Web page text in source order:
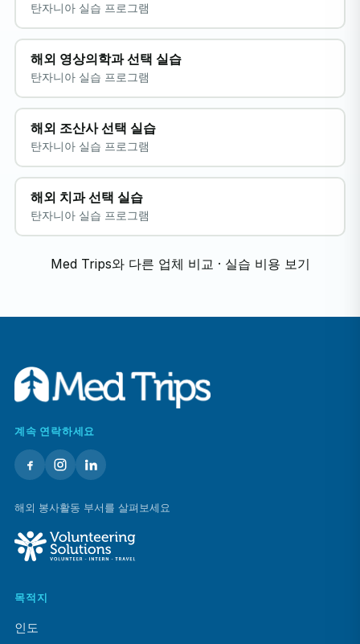
탄자니아 실습 프로그램
해외 영상의학과 선택 실습
탄자니아 실습 프로그램
해외 조산사 선택 실습
탄자니아 실습 프로그램
해외 치과 선택 실습
탄자니아 실습 프로그램
Med Trips와 다른 업체 비교 · 실습 비용 보기
계속 연락하세요
해외 봉사활동 부서를 살펴보세요
목적지
인도